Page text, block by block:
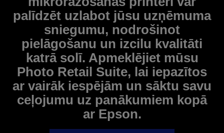
palīdzēt uzlabot jūsu uzņēmuma
sniegumu, nodrošinot
pielāgošanu un izcilu kvalitāti
katrā solī. Apmeklējiet mūsu
Photo Retail Suite, lai iepazītos
ar vairāk iespējām un sāktu savu
ceļojumu uz panākumiem kopā
ar Epson.